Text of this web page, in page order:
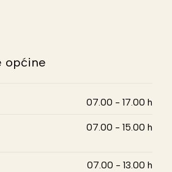
općine
07.00 - 17.00 h
07.00 - 15.00 h
07.00 - 13.00 h